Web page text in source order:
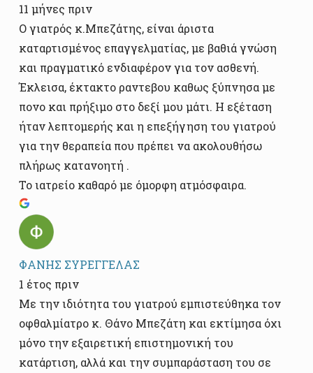
11 μήνες πριν
Ο γιατρός κ.Μπεζάτης, είναι άριστα
καταρτισμένος επαγγελματίας, με βαθιά γνώση
και πραγματικό ενδιαφέρον για τον ασθενή.
Έκλεισα, έκτακτο ραντεβου καθως ξύπνησα με
πονο και πρήξιμο στο δεξί μου μάτι. Η εξέταση
ήταν λεπτομερής και η επεξήγηση του γιατρού
για την θεραπεία που πρέπει να ακολουθήσω
πλήρως κατανοητή .
Το ιατρείο καθαρό με όμορφη ατμόσφαιρα.
ΦΑΝΗΣ ΣΥΡΕΓΓΕΛΑΣ
1 έτος πριν
Με την ιδιότητα του γιατρού εμπιστεύθηκα τον
οφθαλμίατρο κ. Θάνο Μπεζάτη και εκτίμησα όχι
μόνο την εξαιρετική επιστημονική του
κατάρτιση, αλλά και την συμπαράσταση του σε